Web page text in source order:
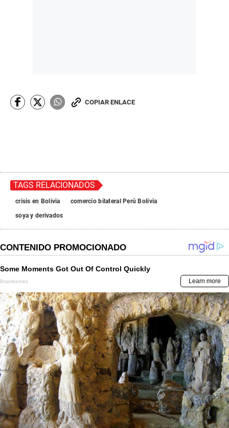
COPIAR ENLACE
TAGS RELACIONADOS
crisis en Bolivia
comercio bilateral Perú Bolivia
soya y derivados